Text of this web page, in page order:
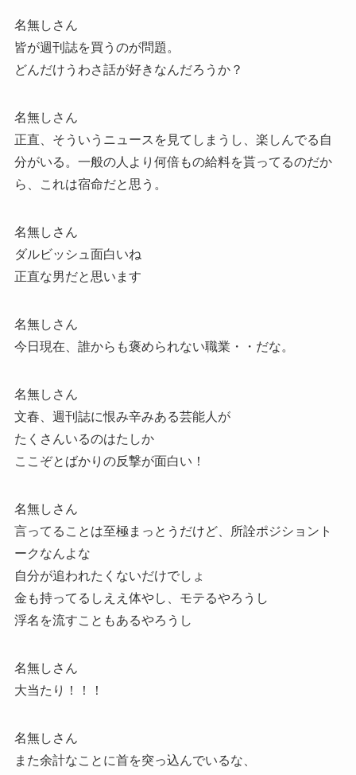
名無しさん
皆が週刊誌を買うのが問題。
どんだけうわさ話が好きなんだろうか？
名無しさん
正直、そういうニュースを見てしまうし、楽しんでる自
分がいる。一般の人より何倍もの給料を貰ってるのだか
ら、これは宿命だと思う。
名無しさん
ダルビッシュ面白いね
正直な男だと思います
名無しさん
今日現在、誰からも褒められない職業・・だな。
名無しさん
文春、週刊誌に恨み辛みある芸能人が
たくさんいるのはたしか
ここぞとばかりの反撃が面白い！
名無しさん
言ってることは至極まっとうだけど、所詮ポジショント
ークなんよな
自分が追われたくないだけでしょ
金も持ってるしええ体やし、モテるやろうし
浮名を流すこともあるやろうし
名無しさん
大当たり！！！
名無しさん
また余計なことに首を突っ込んでいるな、